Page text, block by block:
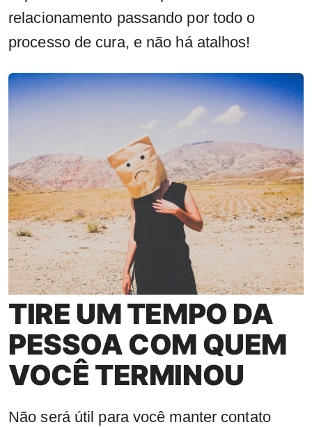
relacionamento passando por todo o
processo de cura, e não há atalhos!
TIRE UM TEMPO DA
PESSOA COM QUEM
VOCÊ TERMINOU
Não será útil para você manter contato